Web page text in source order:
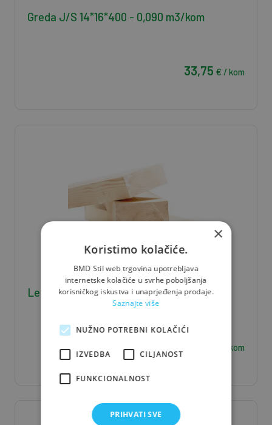
Greda J/S 14*16*400 - 0,090 m3/kom
33,75 € / kom
Letva J/S 3*5*400 - 0,006 m3/kom
€ / kom
×
Koristimo kolačiće.
BMD Stil web trgovina upotrebljava
internetske kolačiće u svrhe poboljšanja
korisničkog iskustva i unaprjeđenja prodaje.
Saznajte više
NUŽNO POTREBNI KOLAČIĆI
IZVEDBA CILJANOST
FUNKCIONALNOST
PRIHVATI SVE